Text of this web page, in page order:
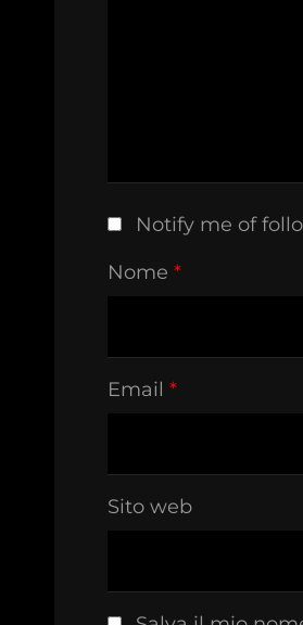
Notify me of
Nome *
Email *
Sito web